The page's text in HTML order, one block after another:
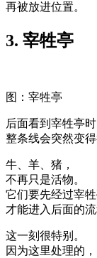
再被放进位置。
3. 宰牲亭
图：宰牲亭
后面看到宰牲亭时
整条线会突然变得
牛、羊、猪，
不再只是活物。
它们要先经过宰牲
才能进入后面的流
这一刻很特别。
因为这里处理的，